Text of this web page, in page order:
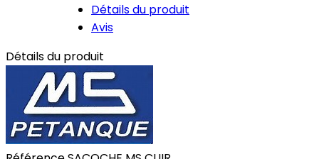
Détails du produit
Avis
Détails du produit